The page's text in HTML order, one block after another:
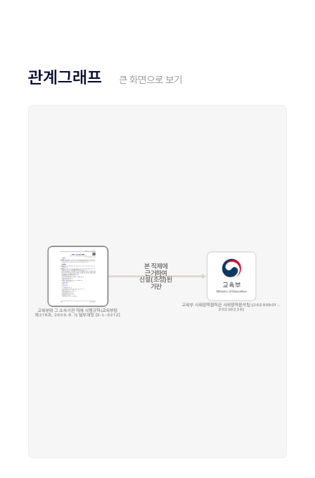
관계그래프 큰 화면으로 보기